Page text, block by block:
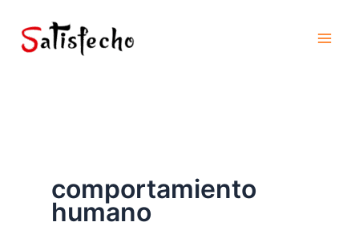
contenido
comportamiento
humano